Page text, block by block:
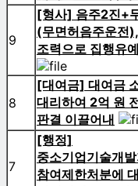
9
[형사] 음주2진+
(무면허음주운전
조력으로 집행유
8
[대여금] 대여금
대리하여 2억 원
판결 이끌어내
7
[행정]
중소기업기술개
참여제한처분에